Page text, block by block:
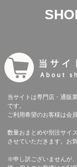
当サイトは専門店・通販
です。
ご利用希望のお客様は会
数量おまとめや別注サイ
させていただきます。お
※申し訳ございませんが